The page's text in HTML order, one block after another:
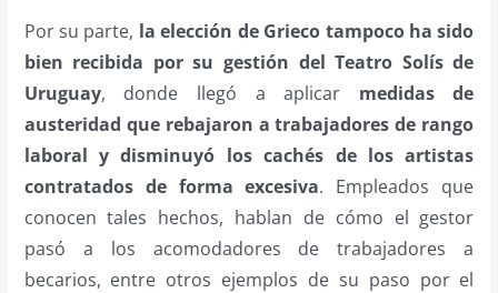
Por su parte, la elección de Grieco tampoco ha sido
bien recibida por su gestión del Teatro Solís de
Uruguay, donde llegó a aplicar medidas de
austeridad que rebajaron a trabajadores de rango
laboral y disminuyó los cachés de los artistas
contratados de forma excesiva. Empleados que
conocen tales hechos, hablan de cómo el gestor
pasó a los acomodadores de trabajadores a
becarios, entre otros ejemplos de su paso por el